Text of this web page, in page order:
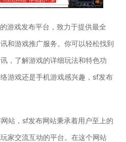
游戏发布平台，致力于提供最全
和游戏推广服务。你可以轻松找到
，了解游戏的详细玩法和特色功
游戏还是手机游戏感兴趣，sf发布
站，sf发布网站秉承着用户至上的
家交流互动的平台。在这个网站